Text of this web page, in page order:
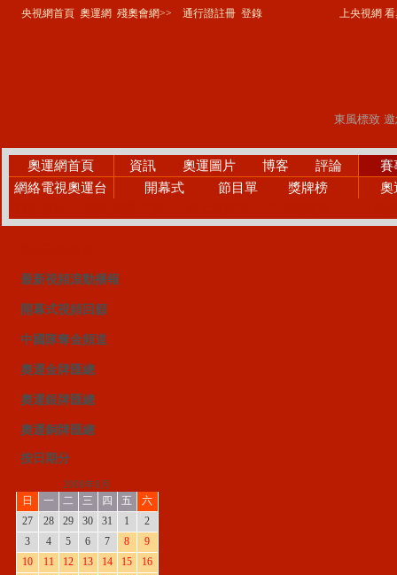
央視網首頁 奧運網 殘奧會網>> 通行證註冊 登錄 上央視網 看奧
奧運網首頁 資訊 奧運圖片 博客 評論
賽
網絡電視奧運台
開幕式 節目單 獎牌榜 奧
最新視頻滾動播報
開幕式視頻回顧
中國隊奪金頻道
奧運金牌匯總
奧運銀牌匯總
奧運銅牌匯總
按日期分
2008年8月
日
一 二 三 四 五
六
27
28 29 30 31 1
2
3
4 5 6 7 8
9
10
11 12 13 14 15
16